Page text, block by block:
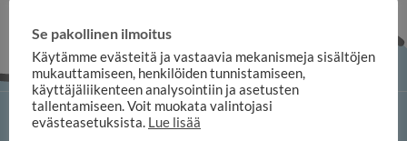
iloosi-verkkokauppa
Se pakollinen ilmoitus
Käytämme evästeitä ja vastaavia mekanismeja sisältöjen
mukauttamiseen, henkilöiden tunnistamiseen,
käyttäjäliikenteen analysointiin ja asetusten
tallentamiseen. Voit muokata valintojasi
evästeasetuksista. Lue lisää